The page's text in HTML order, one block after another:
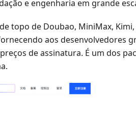
e engenharia em grande
topo de Doubao, MiniMax, Kimi,
aos desenvolvedores
de assinatura. É um dos